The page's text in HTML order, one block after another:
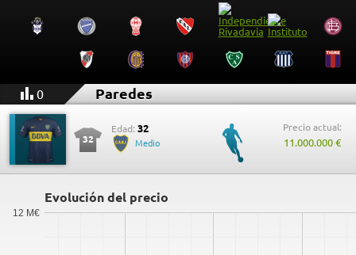
0 Paredes
32
Edad: 32
Medio
Precio actual:
11.000.000 €
Evolución del precio
12 M€